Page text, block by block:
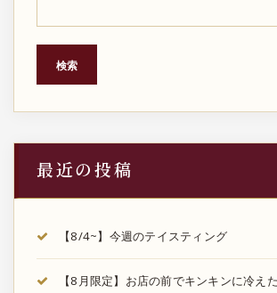
ジ
送
り
検索
最近の投稿
【8/4~】今週のテイスティング
【8月限定】お店の前でキンキンに冷え